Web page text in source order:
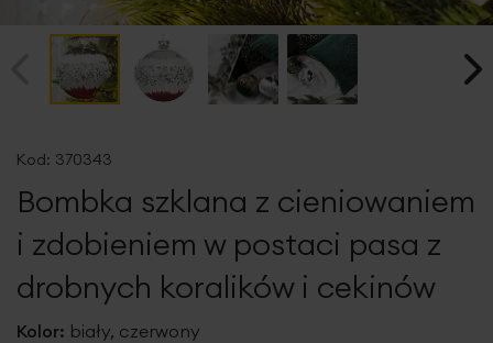
początek
galerii
Kod: 370343
Bombka szklana z cieniowaniem
i zdobieniem w postaci pasa z
drobnych koralików i cekinów
Kolor: biały, czerwony